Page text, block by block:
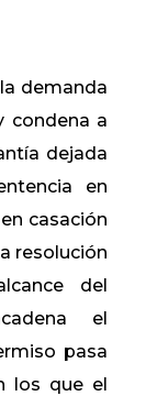
demanda
condena a
dejada
en
casación
resolución
del
el
pasa
los que el